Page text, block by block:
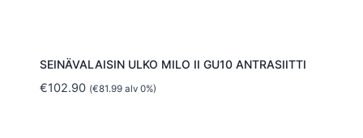
SEINÄVALAISIN ULKO MILO II GU10 ANTRASIITTI
€102.90 (€81.99alv 0%)